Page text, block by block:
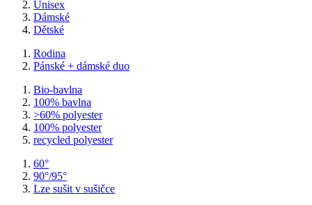
Unisex
Dámské
Dětské
Rodina
Pánské + dámské duo
Bio-bavlna
100% bavlna
>60% polyester
100% polyester
recycled polyester
60°
90°/95°
Lze sušit v sušičce